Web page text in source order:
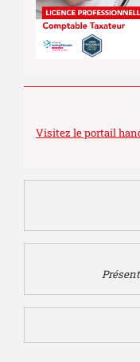
Visitez le portail